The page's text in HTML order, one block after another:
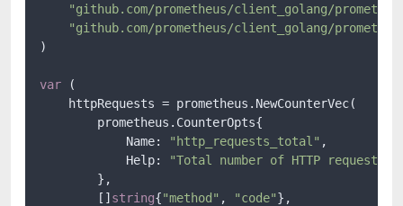
"github.com/prometheus/client_golang/
"github.com/prometheus/client_golang/
)
var (
    httpRequests = prometheus.NewCounterVec(
        prometheus.CounterOpts{
            Name:
"http_requests_total" ,
            Help:
"Total number of HTTP requests"
        },
        []
string{"method" , "code"},